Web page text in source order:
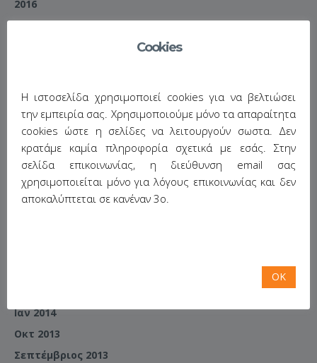
2016
Κεφάλαιο: διοργάνωση συνεδρίων
ΙΣΤΟΡΙΚΌ
Μάϊος 2017
Μαρ 2016
Ιαν 2016
Οκτ 2015
Ιούλιος 2014
Ιαν 2014
Οκτ 2013
Σεπτέμβριος 2013
Cookies
Η ιστοσελίδα χρησιμοποιεί cookies για να βελτιώσει
την εμπειρία σας. Χρησιμοποιούμε μόνο τα απαραίτητα
cookies ώστε η σελίδες να λειτουργούν σωστα. Δεν
κρατάμε καμία πληροφορία σχετικά με εσάς. Στην
σελίδα επικοινωνίας, η διεύθυνση email σας
χρησιμοποιείται μόνο για λόγους επικοινωνίας και δεν
αποκαλύπτεται σε κανέναν 3ο.
OK